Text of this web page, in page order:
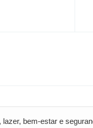
bem-estar e